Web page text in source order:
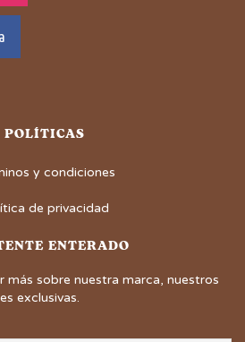
POLÍTICAS
y condiciones
de privacidad
ENTERADO
más sobre nuestra marca, nuestros
exclusivas.